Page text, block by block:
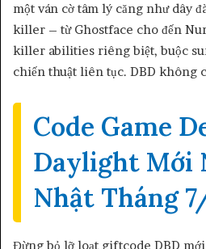
một ván cờ tâm lý căng như dây
killer – từ Ghostface cho đến
killer abilities riêng biệt, buộc
chiến thuật liên tục. DBD không
Code Game
Daylight Mới
Nhật Tháng
Đừng bỏ lỡ loạt giftcode DBD